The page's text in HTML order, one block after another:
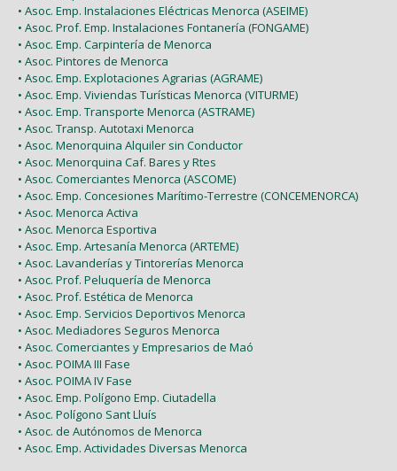
• Asoc. Emp. Instalaciones Eléctricas Menorca (ASEIME)
• Asoc. Prof. Emp. Instalaciones Fontanería (FONGAME)
• Asoc. Emp. Carpintería de Menorca
• Asoc. Pintores de Menorca
• Asoc. Emp. Explotaciones Agrarias (AGRAME)
• Asoc. Emp. Viviendas Turísticas Menorca (VITURME)
• Asoc. Emp. Transporte Menorca (ASTRAME)
• Asoc. Transp. Autotaxi Menorca
• Asoc. Menorquina Alquiler sin Conductor
• Asoc. Menorquina Caf. Bares y Rtes
• Asoc. Comerciantes Menorca (ASCOME)
• Asoc. Emp. Concesiones Marítimo-Terrestre (CONCEMENORCA)
• Asoc. Menorca Activa
• Asoc. Menorca Esportiva
• Asoc. Emp. Artesanía Menorca (ARTEME)
• Asoc. Lavanderías y Tintorerías Menorca
• Asoc. Prof. Peluquería de Menorca
• Asoc. Prof. Estética de Menorca
• Asoc. Emp. Servicios Deportivos Menorca
• Asoc. Mediadores Seguros Menorca
• Asoc. Comerciantes y Empresarios de Maó
• Asoc. POIMA III Fase
• Asoc. POIMA IV Fase
• Asoc. Emp. Polígono Emp. Ciutadella
• Asoc. Polígono Sant Lluís
• Asoc. de Autónomos de Menorca
• Asoc. Emp. Actividades Diversas Menorca